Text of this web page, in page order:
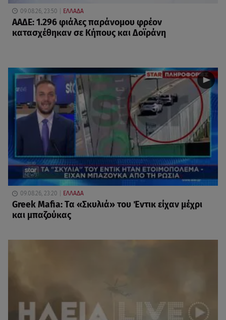
09.08.26, 23:50 ΕΛΛΑΔΑ
ΑΑΔΕ: 1.296 φιάλες παράνομου φρέον
κατασχέθηκαν σε Κήπους και Δοϊράνη
09.08.26, 23:20 ΕΛΛΑΔΑ
Greek Mafia: Τα «Σκυλιά» του Έντικ είχαν μέχρι
και μπαζούκας